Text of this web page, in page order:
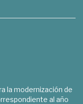
la modernización de
al año